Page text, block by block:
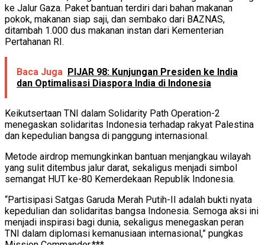
ke Jalur Gaza. Paket bantuan terdiri dari bahan makanan
pokok, makanan siap saji, dan sembako dari BAZNAS,
ditambah 1.000 dus makanan instan dari Kementerian
Pertahanan RI.
Baca Juga PIJAR 98: Kunjungan Presiden ke India
dan Optimalisasi Diaspora India di Indonesia
Keikutsertaan TNI dalam Solidarity Path Operation-2
menegaskan solidaritas Indonesia terhadap rakyat Palestina
dan kepedulian bangsa di panggung internasional.
Metode airdrop memungkinkan bantuan menjangkau wilayah
yang sulit ditembus jalur darat, sekaligus menjadi simbol
semangat HUT ke-80 Kemerdekaan Republik Indonesia.
“Partisipasi Satgas Garuda Merah Putih-II adalah bukti nyata
kepedulian dan solidaritas bangsa Indonesia. Semoga aksi ini
menjadi inspirasi bagi dunia, sekaligus menegaskan peran
TNI dalam diplomasi kemanusiaan internasional,” pungkas